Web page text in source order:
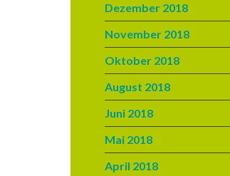
Dezember 2018
November 2018
Oktober 2018
August 2018
Juni 2018
Mai 2018
April 2018